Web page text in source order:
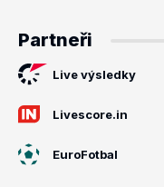
Partneři
Live výsledky
Livescore.in
EuroFotbal